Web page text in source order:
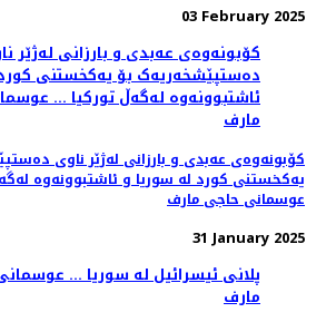
03 February 2025
کۆبونەوەی عەبدی و بارزانی لەژێر ناوی
یەکخستنی کورد لە سوریا و ئاشتبوونەوە
عوسمانی حاجی مارف
31 January 2025